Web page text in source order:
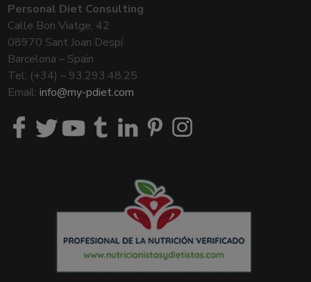
Personal Diet Consulting
Calle Bon Viatge, 42
08970 Sant Joan Despí
Barcelona – Spain
Tel: (+34) – 93.293.48.25
Email:info@my-pdiet.com